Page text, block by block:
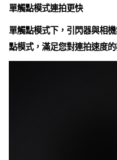
單觸點模式連拍更快
單觸點模式下，引閃器與相
點模式，滿足您對連拍速度的